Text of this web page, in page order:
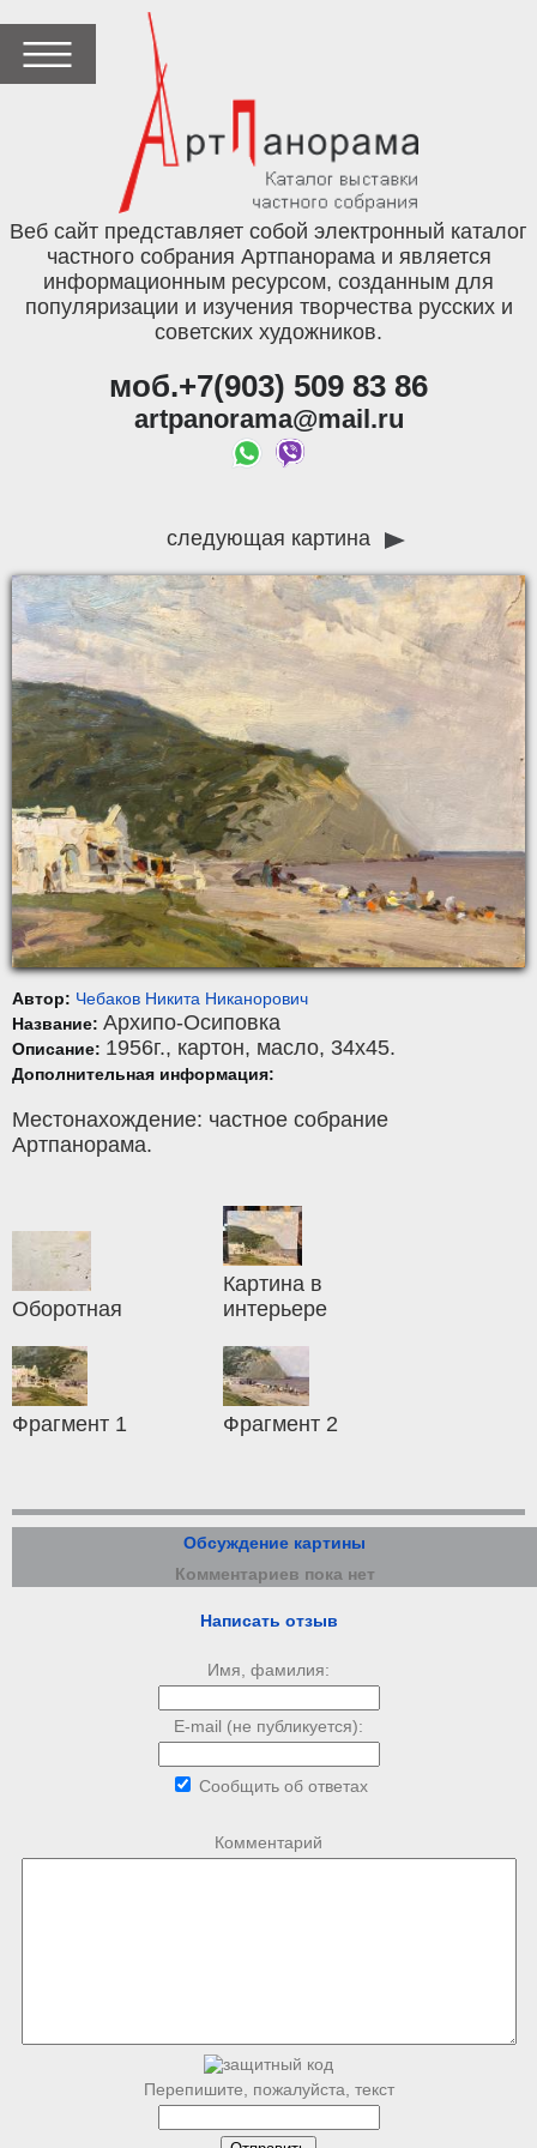
Веб сайт представляет собой электронный каталог
частного собрания Артпанорама и является
информационным ресурсом, созданным для
популяризации и изучения творчества русских и
советских художников.
моб.+7(903) 509 83 86
artpanorama@mail.ru
следующая картина
Автор: Чебаков Никита Никанорович
Название: Архипо-Осиповка
Описание: 1956г., картон, масло, 34x45.
Дополнительная информация:
Местонахождение: частное собрание
Артпанорама.
Оборотная
Картина в
интерьере
Фрагмент 1 Фрагмент 2
Обсуждение картины
Комментариев пока нет
Написать отзыв
Имя, фамилия:
E-mail (не публикуется):
Сообщить об ответах
Комментарий
Перепишите, пожалуйста, текст